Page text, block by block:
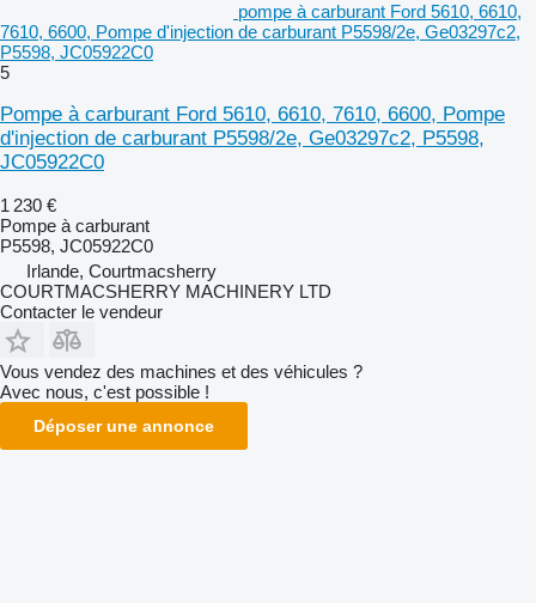
pompe à carburant Ford 5610, 6610,
7610, 6600, Pompe d'injection de carburant P5598/2e, Ge03297c2,
P5598, JC05922C0
5
Pompe à carburant Ford 5610, 6610, 7610, 6600, Pompe
d'injection de carburant P5598/2e, Ge03297c2, P5598,
JC05922C0
1 230 €
Pompe à carburant
P5598, JC05922C0
Irlande, Courtmacsherry
COURTMACSHERRY MACHINERY LTD
Contacter le vendeur
Vous vendez des machines et des véhicules ?
Avec nous, c'est possible !
Déposer une annonce